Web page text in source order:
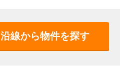
沿線から物件を探す